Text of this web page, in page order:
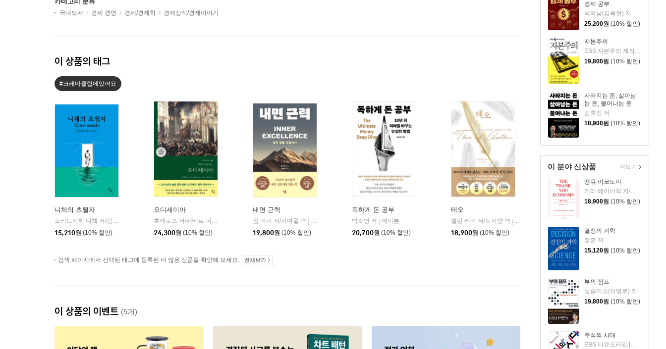
경제 공부
백억남(김욱현) 저
25,200원 (10% 할인)
자본주의
EBS 자본주의 제작팀,정지은,고희정 저/EBS MEDIA 기획
19,800원 (10% 할인)
사라지는 돈, 살아남
는 돈, 불어나는 돈
김효진 저
18,900원 (10% 할인)
이 분야 신상품
땡큐 이코노미
18,900원 (10% 할인)
결정의 과학
정훈 저
15,120원 (10% 할인)
부의 점프
상승미소(이명로) 저
19,800원 (10% 할인)
주식의 시대
EBS 다큐프라임 [주식의 시대] 제작진 저
더보기
국내도서 경제 경영 경제/경제학 경제상식/경제이야기
이 상품의 태그
#크레마클럽에있어요
니체의 초월자
프리드리히 니체 저/김철 편역
15,210원 (10% 할인)
오디세이아
호메로스 저/페테르 파울 루벤스 그림/박문재 역 | 현대지성
24,300원 (10% 할인)
내면 근력
짐 머피 저/지여울 역
윌북(willbook)
19,800원 (10% 할인)
독하게 돈 공부
박소연 저
메이븐
20,700원 (10% 할인)
테오
앨런 레비 저/노지양 역
오팬하우스
18,900원 (10% 할인)
검색 페이지에서 선택된 태그에 등록된 더 많은 상품을 확인해 보세요. 전체보기
이 상품의 이벤트 (5개)